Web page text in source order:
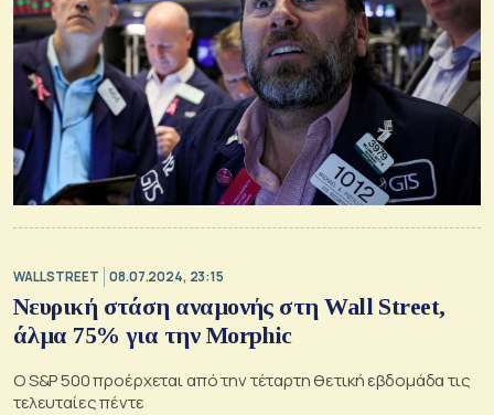
WALL STREET 08.07.2024, 23:15
Νευρική στάση αναμονής στη Wall Street,
άλμα 75% για την Morphic
Ο S&P 500 προέρχεται από την τέταρτη θετική εβδομάδα τις
τελευταίες πέντε